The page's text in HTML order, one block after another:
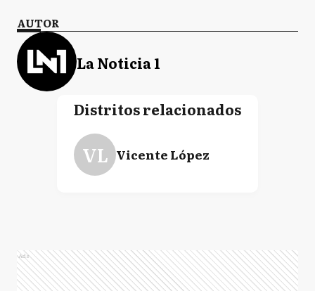
AUTOR
La Noticia 1
Distritos relacionados
VL Vicente López
Ads